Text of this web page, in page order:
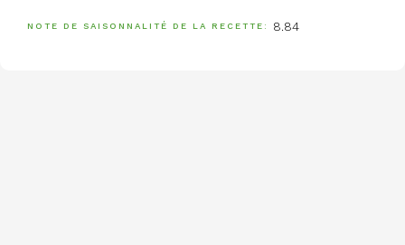
NOTE DE SAISONNALITÉ DE LA RECETTE 8.84